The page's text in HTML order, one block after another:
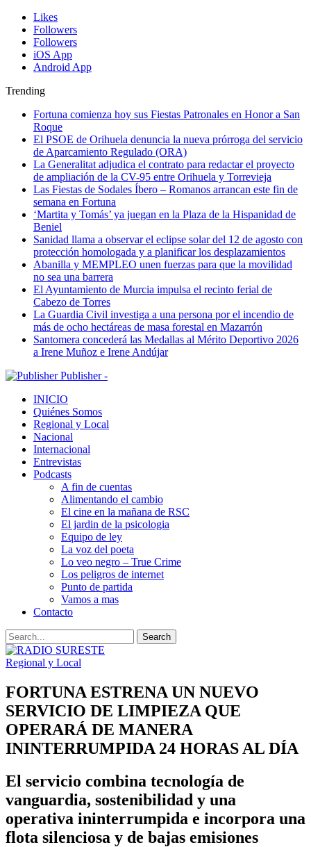
Likes
Followers
Followers
iOS App
Android App
Trending
Fortuna comienza hoy sus Fiestas Patronales en Honor a San
Roque
El PSOE de Orihuela denuncia la nueva prórroga del servicio
de Aparcamiento Regulado (ORA)
La Generalitat adjudica el contrato para redactar el proyecto
de ampliación de la CV-95 entre Orihuela y Torrevieja
Las Fiestas de Sodales Íbero – Romanos arrancan este fin de
semana en Fortuna
‘Martita y Tomás’ ya juegan en la Plaza de la Hispanidad de
Beniel
Sanidad llama a observar el eclipse solar del 12 de agosto con
protección homologada y a planificar los desplazamientos
Abanilla y MEMPLEO unen fuerzas para que la movilidad
no sea una barrera
El Ayuntamiento de Murcia impulsa el recinto ferial de
Cabezo de Torres
La Guardia Civil investiga a una persona por el incendio de
más de ocho hectáreas de masa forestal en Mazarrón
Santomera concederá las Medallas al Mérito Deportivo 2026
a Irene Muñoz e Irene Andújar
Publisher -
INICIO
Quiénes Somos
Regional y Local
Nacional
Internacional
Entrevistas
Podcasts
A fin de cuentas
Alimentando el cambio
El cine en la mañana de RSC
El jardin de la psicologia
Equipo de ley
La voz del poeta
Lo veo negro – True Crime
Los peligros de internet
Punto de partida
Vamos a mas
Contacto
Regional y Local
FORTUNA ESTRENA UN NUEVO
SERVICIO DE LIMPIEZA QUE
OPERARÁ DE MANERA
ININTERRUMPIDA 24 HORAS AL DÍA
El servicio combina tecnología de
vanguardia, sostenibilidad y una
operativa ininterrumpida e incorpora una
flota silenciosa y de bajas emisiones